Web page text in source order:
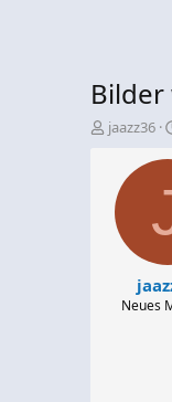
E
jaazz36
Neues